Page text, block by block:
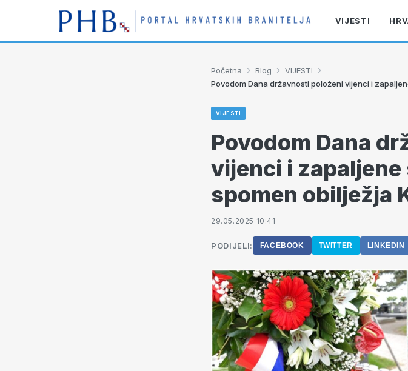
VIJESTI
Početna › Blog › VIJESTI ›
Povodom Dana državnosti položeni vijenci i
VIJESTI
Povodom Dana
vijenci i zapaljene
spomen obilježja
29.05.2025 10:41
PODIJELI: FACEBOOK TWITTER LINKEDIN